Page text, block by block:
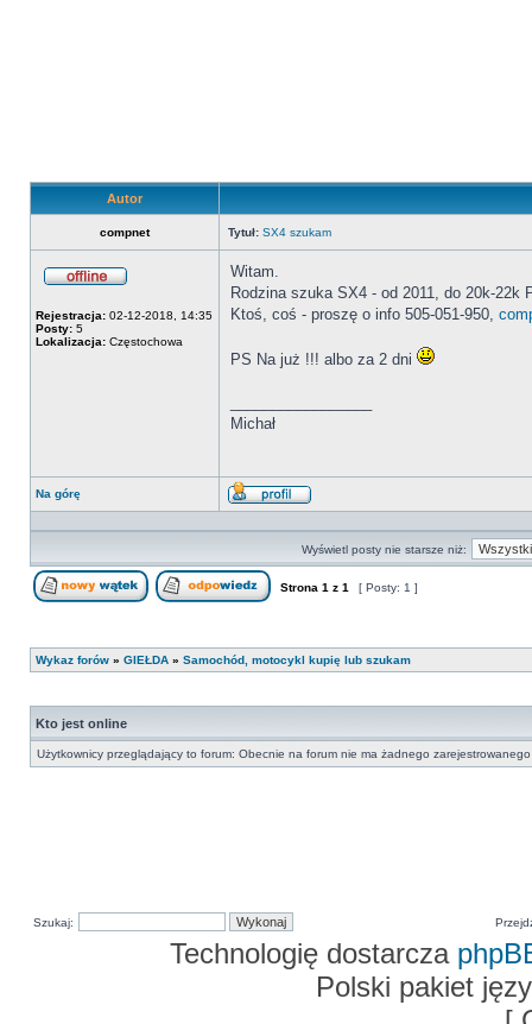
Autor
compnet Tytuł: SX4 szukam
Rejestracja: 02-12-2018, 14:35
Posty: 5
Lokalizacja: Częstochowa
Witam.
Rodzina szuka SX4 - od 2011, do 20k-
Ktoś, coś - proszę o info 505-051-950,
PS Na już !!! albo za 2 dni
Michał
Na górę
Wyświetl
Wyświetl posty nie starsze niż:
Strona 1 z 1 [ Posty: 1 ]
Wykaz forów » GIEŁDA » Samochód, motocykl kupię lub szukam
Kto jest online
Użytkownicy przeglądający to forum: Obecnie na forum nie ma żadnego
Szukaj:
Technologię dostarcza
Polski pakiet